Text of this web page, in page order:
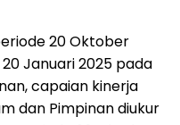
20 Oktober
Januari 2025 pada
capaian kinerja
dan Pimpinan diukur